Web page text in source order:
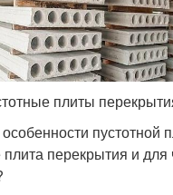
плиты
пустотной
перекрытия и для